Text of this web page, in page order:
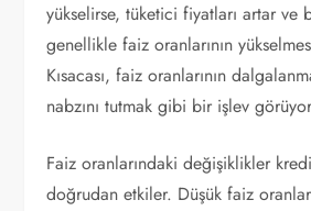
yükselirse, tüketici fiyatları artar ve
genellikle faiz oranlarının
Kısacası, faiz oranlarının
nabzını tutmak gibi bir işlev
Faiz oranlarındaki değişiklikler kredi
doğrudan etkiler. Düşük faiz